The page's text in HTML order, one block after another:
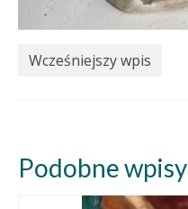
Wcześniejszy wpis
Podobne wpisy